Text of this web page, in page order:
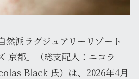
然派ラグジュアリーリゾート
京都」（総支配人：ニコラ
Black 氏）は、2026年4月